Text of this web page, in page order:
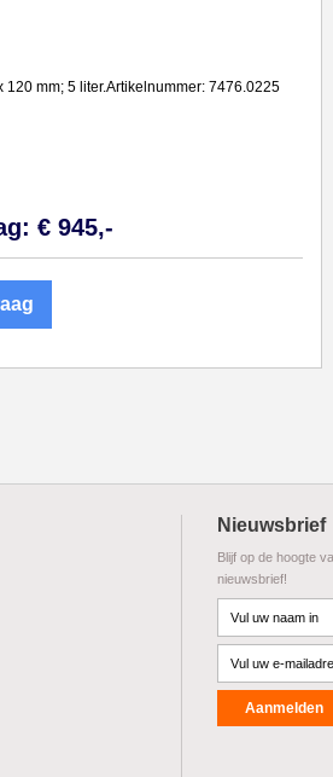
mm; 5 liter.Artikelnummer: 7476.0225
€ 945,-
Nieuwsbrief
Blijf op de hoogte
nieuwsbrief!